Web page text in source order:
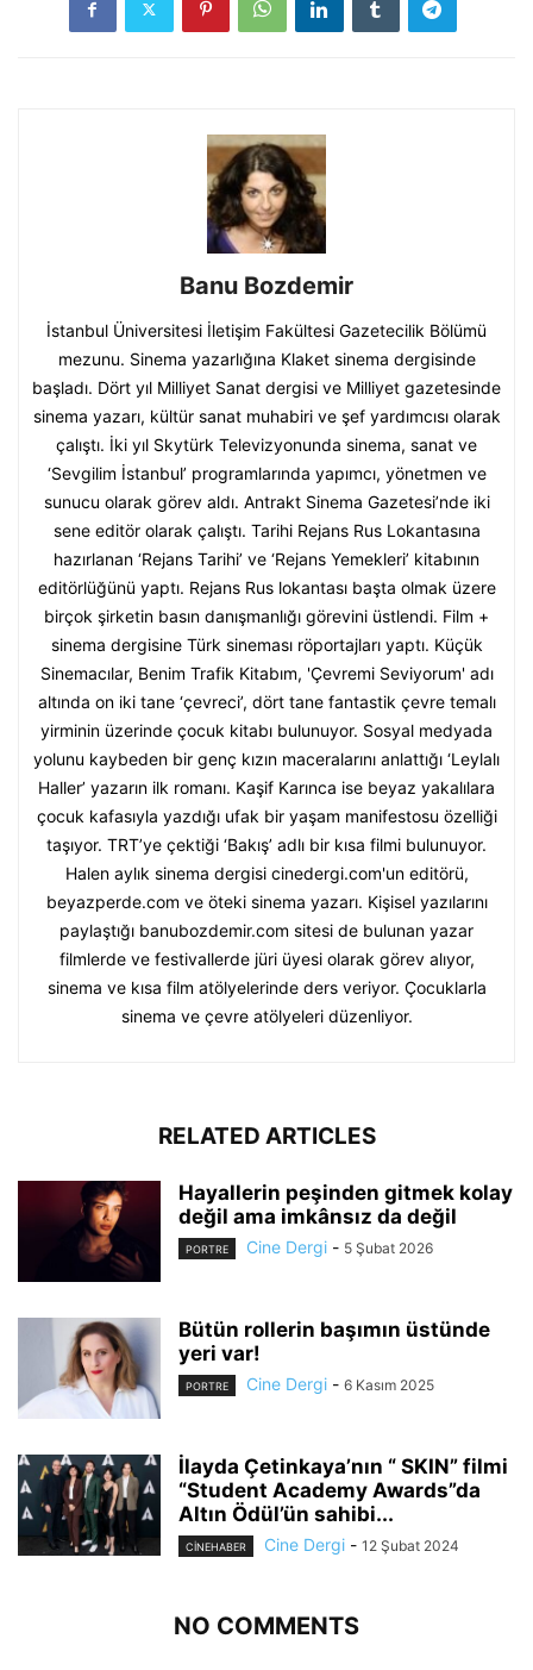
Banu Bozdemir
İstanbul Üniversitesi İletişim Fakültesi Gazetecilik Bölümü
mezunu. Sinema yazarlığına Klaket sinema dergisinde
başladı. Dört yıl Milliyet Sanat dergisi ve Milliyet gazetesinde
sinema yazarı, kültür sanat muhabiri ve şef yardımcısı olarak
çalıştı. İki yıl Skytürk Televizyonunda sinema, sanat ve
‘Sevgilim İstanbul’ programlarında yapımcı, yönetmen ve
sunucu olarak görev aldı. Antrakt Sinema Gazetesi’nde iki
sene editör olarak çalıştı. Tarihi Rejans Rus Lokantasına
hazırlanan ‘Rejans Tarihi’ ve ‘Rejans Yemekleri’ kitabının
editörlüğünü yaptı. Rejans Rus lokantası başta olmak üzere
birçok şirketin basın danışmanlığı görevini üstlendi. Film +
sinema dergisine Türk sineması röportajları yaptı. Küçük
Sinemacılar, Benim Trafik Kitabım, 'Çevremi Seviyorum' adı
altında on iki tane ‘çevreci’, dört tane fantastik çevre temalı
yirminin üzerinde çocuk kitabı bulunuyor. Sosyal medyada
yolunu kaybeden bir genç kızın maceralarını anlattığı ‘Leylalı
Haller’ yazarın ilk romanı. Kaşif Karınca ise beyaz yakalılara
çocuk kafasıyla yazdığı ufak bir yaşam manifestosu özelliği
taşıyor. TRT’ye çektiği ‘Bakış’ adlı bir kısa filmi bulunuyor.
Halen aylık sinema dergisi cinedergi.com'un editörü,
beyazperde.com ve öteki sinema yazarı. Kişisel yazılarını
paylaştığı banubozdemir.com sitesi de bulunan yazar
filmlerde ve festivallerde jüri üyesi olarak görev alıyor,
sinema ve kısa film atölyelerinde ders veriyor. Çocuklarla
sinema ve çevre atölyeleri düzenliyor.
RELATED ARTICLES
Hayallerin peşinden gitmek kolay
değil ama imkânsız da değil
PORTRE Cine Dergi - 5 Şubat 2026
Bütün rollerin başımın üstünde
yeri var!
PORTRE Cine Dergi - 6 Kasım 2025
İlayda Çetinkaya’nın “ SKIN” filmi
“Student Academy Awards”da
Altın Ödül’ün sahibi...
CINEHABER Cine Dergi - 12 Şubat 2024
NO COMMENTS